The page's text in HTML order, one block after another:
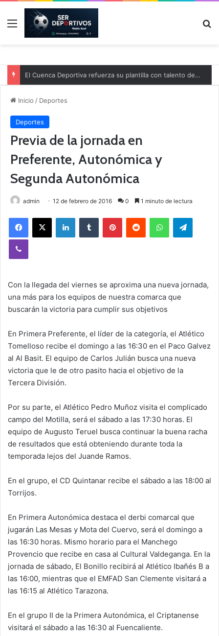
Menú
El Cuenca Deportiva refuerza su plantilla con talento de la comarca
Inicio / Deportes
Deportes
Previa de la jornada en
Preferente, Autonómica y
Segunda Autonómica
admin 12 de febrero de 2016 0 1 minuto de lectura
Con la llegada del viernes se aproxima una nueva jornada,
una más para los equipos de nuestra comarca que
buscarán la victoria para cumplir sus objetivos
En Primera Preferente, el líder de la categoría, el Atlético
Tomelloso recibe el domingo a las 16:30 en el Paco Galvez
al Al Basit. El equipo de Carlos Julián busca una nueva
victoria que le de otro pasito hacia el objetivo de la
Tercera División.
Por su parte, el Atlético Pedro Muñoz visita el complicado
campo del Motilla, será el sábado a las 17:30 horas. El
equipo de Augusto Teruel busca continuar la buena racha
de resultados que está obteniendo durante toda la
temporada lejos del Juande Ramos.
En el grupo, el CD Quintanar recibe el sábado a las 18:00 al
Torrijos.
En Primera Autonómica destaca el derbi comarcal que
jugarán Las Mesas y Mota del Cuervo, será el domingo a
las 16:30 horas. Mismo horario para el Manchego
Provencio que recibe en casa al Cultural Valdeganga. En la
jornada de sábado, El Bonillo recibirá al Atlético Ibañés B a
las 16:00, mientras que el EMFAD San Clemente visitará a
las 16:15 al Atlético Tarazona.
En el grupo II de la Primera Autonómica, el Criptanense
visitará el sábado a las 16:30 al Fuencaliente.